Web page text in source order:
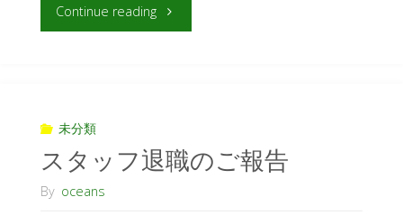
Continue reading
未分類
スタッフ退職のご報告
By oceans